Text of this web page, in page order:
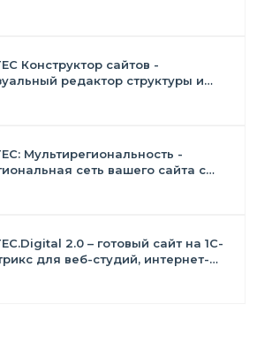
Конструктор сайтов -
редактор структуры и
Мультирегиональность -
сеть вашего сайта с
2.0 – готовый сайт на 1C-
для веб-студий, интернет-